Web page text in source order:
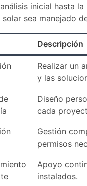
inicial hasta
sea manejado
Descripción
Realizar un
y las
Diseño
cada
Gestión
permisos
Apoyo
instalados.